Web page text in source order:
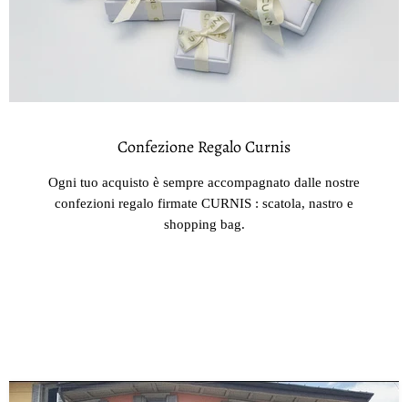
Confezione Regalo Curnis
Ogni tuo acquisto è sempre accompagnato dalle nostre
confezioni regalo firmate CURNIS : scatola, nastro e
shopping bag.